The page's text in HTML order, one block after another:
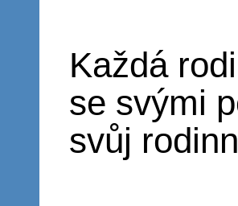
Každá
se svými
svůj